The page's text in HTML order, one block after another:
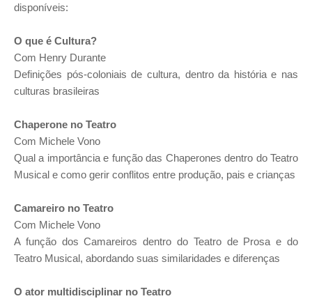
disponíveis:
O que é Cultura?
Com Henry Durante
Definições pós-coloniais de cultura, dentro da história e nas
culturas brasileiras
Chaperone no Teatro
Com Michele Vono
Qual a importância e função das Chaperones dentro do Teatro
Musical e como gerir conflitos entre produção, pais e crianças
Camareiro no Teatro
Com Michele Vono
A função dos Camareiros dentro do Teatro de Prosa e do
Teatro Musical, abordando suas similaridades e diferenças
O ator multidisciplinar no Teatro